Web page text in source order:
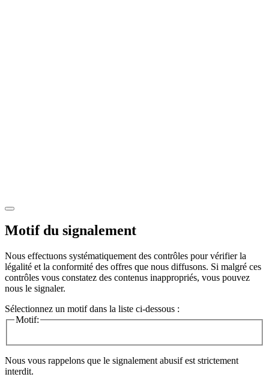
Motif du signalement
Nous effectuons systématiquement des contrôles pour vérifier la
légalité et la conformité des offres que nous diffusons. Si malgré ces
contrôles vous constatez des contenus inappropriés, vous pouvez
nous le signaler.
Sélectionnez un motif dans la liste ci-dessous :
Motif:
Nous vous rappelons que le signalement abusif est strictement
interdit.